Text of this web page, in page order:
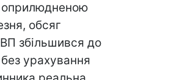
обсяг
збільшився до
урахування